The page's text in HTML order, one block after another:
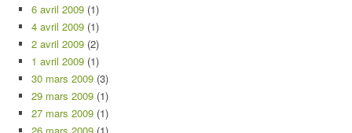
6 avril 2009 (1)
4 avril 2009 (1)
2 avril 2009 (2)
1 avril 2009 (1)
30 mars 2009 (3)
29 mars 2009 (1)
27 mars 2009 (1)